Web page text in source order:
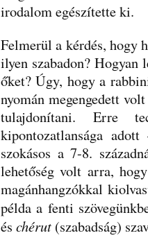
irodalom egészítette ki.
Felmerül a kérdés, hogy
ilyen szabadon? Hogyan
őket? Úgy, hogy a
nyomán megengedett
tulajdonítani. Erre
kipontozatlansága
szokásos a 7-8.
lehetőség volt arra,
magánhangzókkal
példa a fenti
és chérut (szabadság)